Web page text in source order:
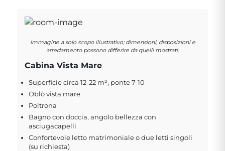
Immagine a solo scopo illustrativo; dimensioni, disposizioni e
arredamento possono differire da quelli mostrati.
Cabina Vista Mare
Superficie circa 12-22 m², ponte 7-10
Oblò vista mare
Poltrona
Bagno con doccia, angolo bellezza con
asciugacapelli
Confortevole letto matrimoniale o due letti singoli
(su richiesta)